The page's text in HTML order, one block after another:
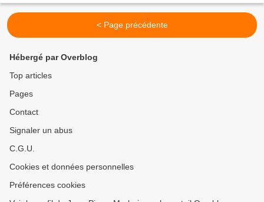
< Page précédente
Hébergé par Overblog
Top articles
Pages
Contact
Signaler un abus
C.G.U.
Cookies et données personnelles
Préférences cookies